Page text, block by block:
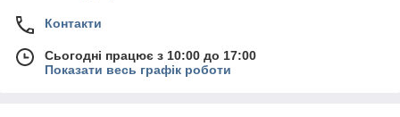
Контакти
Сьогодні працює з 10:00 до 17:00
Показати весь графік роботи